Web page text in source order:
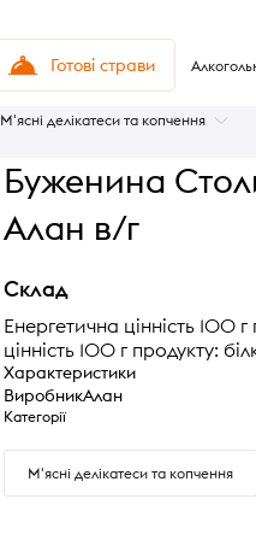
Готові страви
М'ясні делікатеси та копчення
Буженина
Алан в/г
Склад
Енергетична цінність 100
цінність 100 г продукту:
Характеристики
ВиробникАлан
Категорії
М'ясні делікатеси та копчення